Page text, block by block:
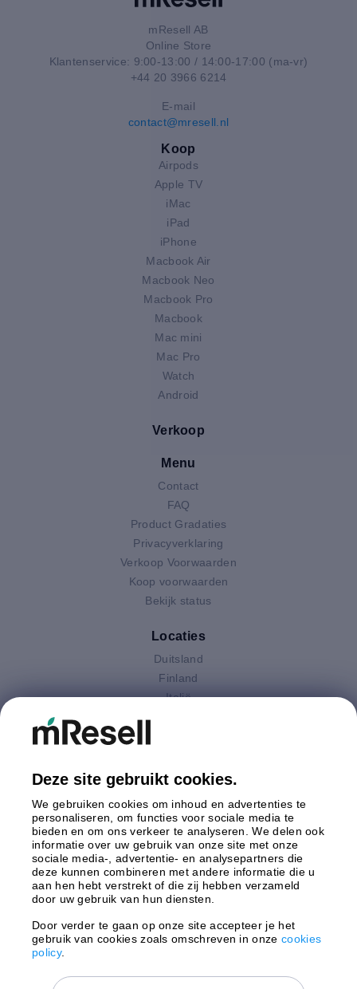
mResell AB
Online Store
Klantenservice: 9:00-13:00 / 14:00-17:00 (ma-vr)
+44 20 3966 6214
E-mail
contact@mresell.nl
Koop
Airpods
Apple TV
iMac
iPad
iPhone
Macbook Air
Macbook Neo
Macbook Pro
Macbook
Mac mini
Mac Pro
Watch
Android
Verkoop
Menu
Contact
FAQ
Product Gradaties
Privacyverklaring
Verkoop Voorwaarden
Koop voorwaarden
Bekijk status
Locaties
Duitsland
Finland
Italië
Spanje
Zweden
Betaling
Deze site gebruikt cookies.
We gebruiken cookies om inhoud en advertenties te
personaliseren, om functies voor sociale media te
bieden en om ons verkeer te analyseren. We delen ook
informatie over uw gebruik van onze site met onze
sociale media-, advertentie- en analysepartners die
deze kunnen combineren met andere informatie die u
aan hen hebt verstrekt of die zij hebben verzameld
door uw gebruik van hun diensten.
Door verder te gaan op onze site accepteer je het
gebruik van cookies zoals omschreven in onze cookies
policy.